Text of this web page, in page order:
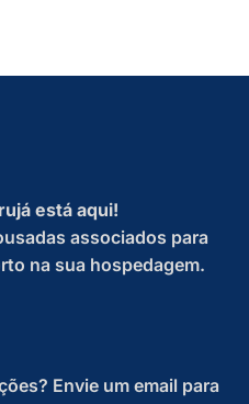
está aqui!
associados para
na sua hospedagem.
Envie um email para